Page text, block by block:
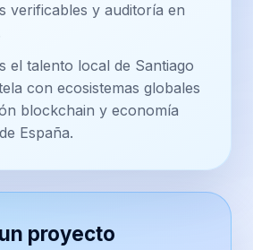
verificables y auditoría en
el talento local de Santiago
con ecosistemas globales
blockchain y economía
España.
proyecto